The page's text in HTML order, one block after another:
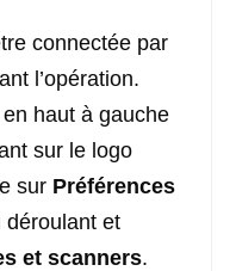
connectée par
l’opération.
en haut à gauche
sur le logo
sur Préférences
déroulant et
et scanners.